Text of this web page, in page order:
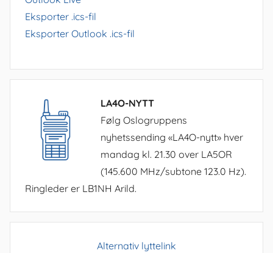
Eksporter .ics-fil
Eksporter Outlook .ics-fil
LA4O-NYTT
Følg Oslogruppens
nyhetssending «LA4O-nytt» hver
mandag kl. 21.30 over LA5OR
(145.600 MHz/subtone 123.0 Hz).
Ringleder er LB1NH Arild.
Alternativ lyttelink